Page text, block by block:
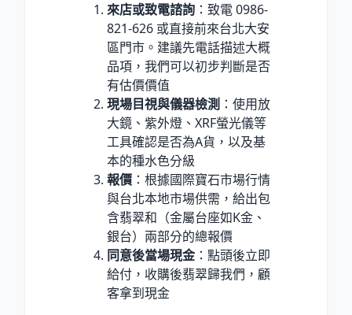
來店或致電諮詢 ：致電 0986-
821-626 或直接前來台北大安
區門市。建議先電話描述大概
品項，我們可以初步判斷是否
有估價價值
現場目視與儀器檢測 ：使用放
大鏡、紫外燈、XRF螢光儀等
工具確認是否為A貨，以及基
本的種水色分級
報價 ：根據國際寶石市場行情
與台北本地市場供需，給出包
含翡翠和（金屬台座如K金、
銀台）兩部分的總報價
同意後當場現金：點頭後立即
給付，收購後翡翠歸我們，顧
客拿到現金